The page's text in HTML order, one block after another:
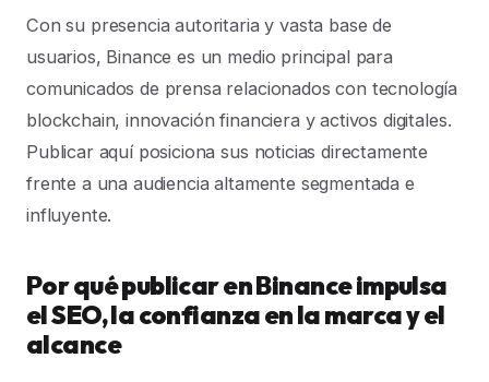
Con su presencia autoritaria y vasta base de
usuarios, Binance es un medio principal para
comunicados de prensa relacionados con tecnología
blockchain, innovación financiera y activos digitales.
Publicar aquí posiciona sus noticias directamente
frente a una audiencia altamente segmentada e
influyente.
Por qué publicar en Binance impulsa
el SEO, la confianza en la marca y el
alcance